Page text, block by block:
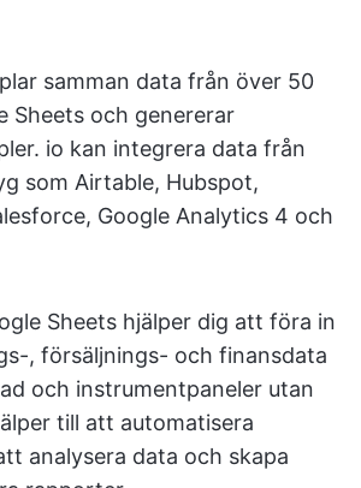
samman data från över 50
Sheets och genererar
io kan integrera data från
som Airtable, Hubspot,
Google Analytics 4 och
Sheets hjälper dig att föra in
, försäljnings- och finansdata
och instrumentpaneler utan
till att automatisera
analysera data och skapa